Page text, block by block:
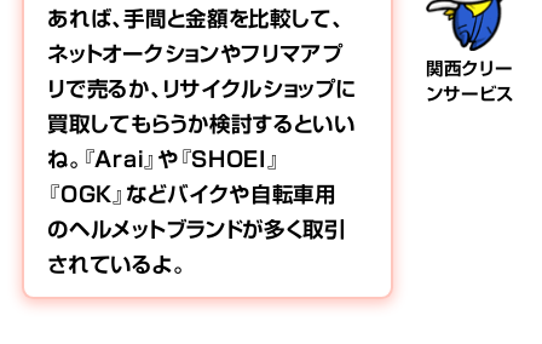
関西クリー
ンサービス
あれば、手間と金額を比較して、
ネットオークションやフリマアプ
リで売るか、リサイクルショップに
買取してもらうか検討するといい
ね。『Arai』や『SHOEI』
『OGK』などバイクや自転車用
のヘルメットブランドが多く取引
されているよ。